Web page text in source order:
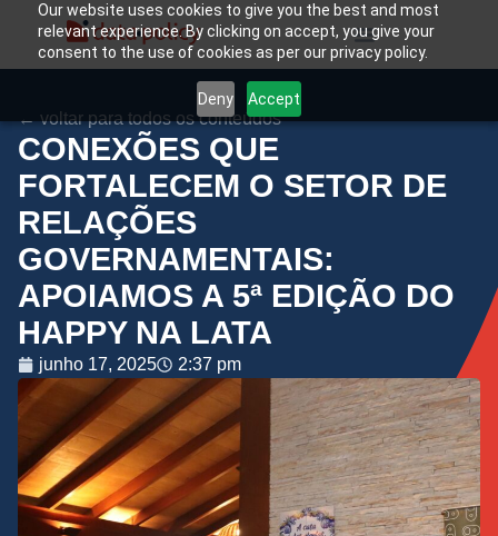
Our website uses cookies to give you the best and most
relevant experience. By clicking on accept, you give your
consent to the use of cookies as per our privacy policy.
Deny Accept
← voltar para todos os conteúdos
CONEXÕES QUE
FORTALECEM O SETOR DE
RELAÇÕES
GOVERNAMENTAIS:
APOIAMOS A 5ª EDIÇÃO DO
HAPPY NA LATA
junho 17, 2025 2:37 pm